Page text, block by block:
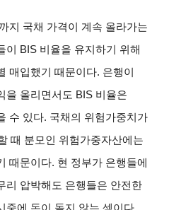
지 국채 가격이 계속 올라가는
이 BIS 비율을 유지하기 위해
매입했기 때문이다. 은행이
을 올리면서도 BIS 비율은
수 있다. 국채의 위험가중치가
때 분모인 위험가중자산에는
때문이다. 현 정부가 은행들에
리 압박해도 은행들은 안전한